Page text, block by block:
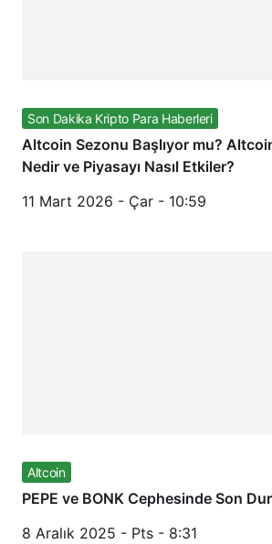
Son Dakika Kripto Para Haberleri
Altcoin Sezonu Başlıyor mu?
Nedir ve Piyasayı Nasıl Etkiler?
11 Mart 2026 - Çar - 10:59
Altcoin
PEPE ve BONK Cephesinde Son
8 Aralık 2025 - Pts - 8:31